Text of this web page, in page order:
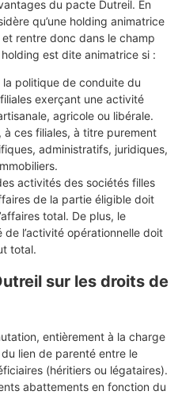
du pacte Dutreil. En
qu’une holding animatrice
rentre donc dans le champ
est dite animatrice si :
politique de conduite du
exerçant une activité
agricole ou libérale.
à ces filiales, à titre purement
administratifs, juridiques,
activités des sociétés filles
de la partie éligible doit
total. De plus, le
de l’activité opérationnelle doit
total.
sur les droits de
entièrement à la charge
lien de parenté entre le
(héritiers ou légataires).
abattements en fonction du